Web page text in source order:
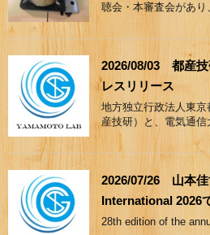
聴会・本審査会があ
2026/08/03 都産技
レスリリース
地方独立行政法人東
産技研）と、電気通
2026/07/26 山本佳
International 2026
28th edition of the